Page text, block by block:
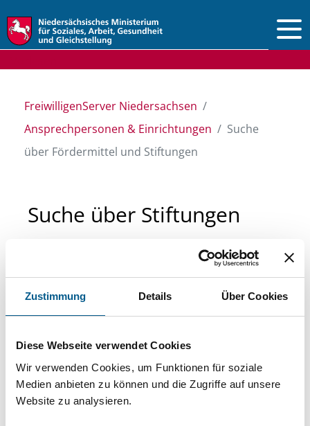
Zustimmung Details Über Cookies
Diese Webseite verwendet Cookies
Wir verwenden Cookies, um Funktionen für soziale
Medien anbieten zu können und die Zugriffe auf unsere
Website zu analysieren.
FreiwilligenServer Niedersachsen
Ansprechpersonen & Einrichtungen
Suche
über Fördermittel und Stiftungen
Suche über Stiftungen
Sie suchen finanzielle Unterstützung für ein
Projekt oder ein Vorhaben? Hier können Sie
direkt über unsere Fördermitteldatenbank und
Stiftungsdatenbank recherchieren. Bei der
Suche bitte die Groß- und Kleinschreibung
beachten.